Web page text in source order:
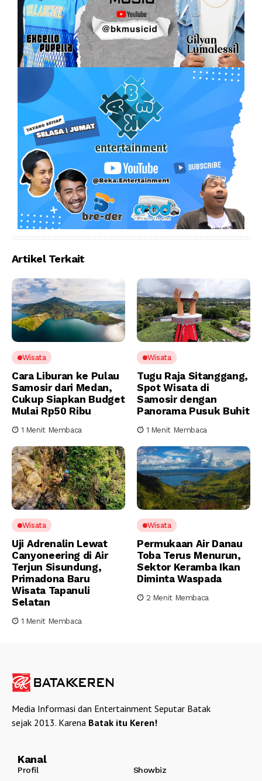
Artikel Terkait
Wisata
Cara Liburan ke Pulau
Samosir dari Medan,
Cukup Siapkan Budget
Mulai Rp50 Ribu
1 Menit Membaca
Wisata
Tugu Raja Sitanggang,
Spot Wisata di
Samosir dengan
Panorama Pusuk Buhit
1 Menit Membaca
Wisata
Uji Adrenalin Lewat
Canyoneering di Air
Terjun Sisundung,
Primadona Baru
Wisata Tapanuli
Selatan
1 Menit Membaca
Wisata
Permukaan Air Danau
Toba Terus Menurun,
Sektor Keramba Ikan
Diminta Waspada
2 Menit Membaca
Media Informasi dan Entertainment Seputar Batak
sejak 2013. Karena Batak itu Keren!
Kanal
Profil
Showbiz